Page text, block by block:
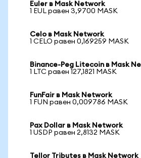
Euler в Mask Network
1 EUL равен 3,9700 MASK
Celo в Mask Network
1 CELO равен 0,169259 MASK
Binance-Peg Litecoin в Mask
1 LTC равен 127,1821 MASK
FunFair в Mask Network
1 FUN равен 0,009786 MASK
Pax Dollar в Mask Network
1 USDP равен 2,8132 MASK
Tellor Tributes в Mask Network